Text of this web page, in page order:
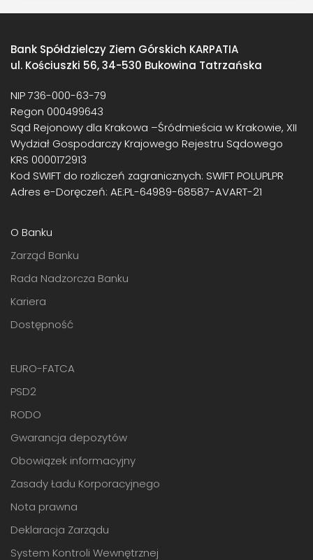
Bank Spółdzielczy Ziem Górskich KARPATIA
ul. Kościuszki 56, 34-530 Bukowina Tatrzańska
NIP 736-000-63-79
Regon 000499643
Sąd Rejonowy dla Krakowa –Śródmieścia w Krakowie, XII
Wydział Gospodarczy Krajowego Rejestru Sądowego
KRS 0000172913
Kod SWIFT do rozliczeń zagranicznych: SWIFT POLUPLPR
Adres e-Doręczeń: AE:PL-64989-68587-AVART-21
O Banku
Zarząd Banku
Rada Nadzorcza Banku
Kariera
Dostępność
EURO-FATCA
PSD2
RODO
Gwarancja depozytów
Obowiązek informacyjny
Zasady Ładu Korporacyjnego
Nota prawna
Deklaracja Zarządu
System Kontroli Wewnętrznej